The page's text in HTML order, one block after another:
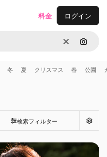
消去 画像で
料金 ログイン
冬 夏 クリスマス 春 公園
検索フィルター